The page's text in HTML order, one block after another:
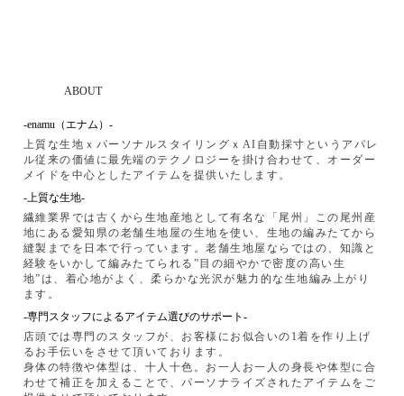
ABOUT
-enamu（エナム）-
上質な生地ｘパーソナルスタイリングｘAI自動採寸というアパレ
ル従来の価値に最先端のテクノロジーを掛け合わせて、オーダー
メイドを中心としたアイテムを提供いたします。
-上質な生地-
繊維業界では古くから生地産地として有名な「尾州」この尾州産
地にある愛知県の老舗生地屋の生地を使い、生地の編みたてから
縫製までを日本で行っています。老舗生地屋ならではの、知識と
経験をいかして編みたてられる”目の細やかで密度の高い生
地”は、着心地がよく、柔らかな光沢が魅力的な生地編み上がり
ます。
-専門スタッフによるアイテム選びのサポート-
店頭では専門のスタッフが、お客様にお似合いの1着を作り上げ
るお手伝いをさせて頂いております。
身体の特徴や体型は、十人十色。お一人お一人の身長や体型に合
わせて補正を加えることで、パーソナライズされたアイテムをご